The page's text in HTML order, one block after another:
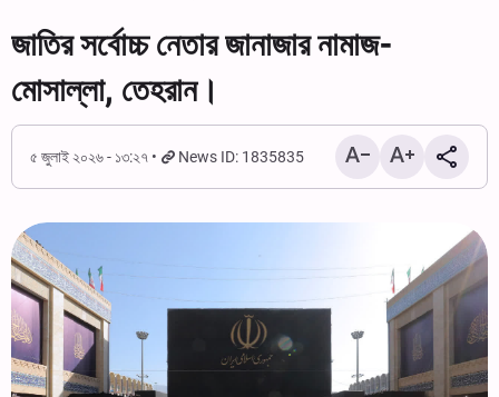
জাতির সর্বোচ্চ নেতার জানাজার নামাজ-
মোসাল্লা, তেহরান।
৫ জুলাই ২০২৬ - ১৩:২৭ News ID: 1835835